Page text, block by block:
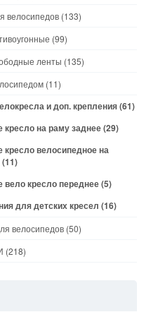
велосипедов (133)
(99)
ленты (135)
(11)
и доп. крепления(61)
кресло на раму заднее(29)
кресло велосипедное на
(11)
вело кресло переднее(5)
для детских кресел (16)
велосипедов (50)
(218)